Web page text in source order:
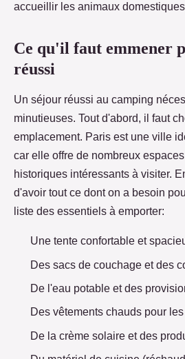
accueillir les animaux
Ce qu'il faut emmener
réussi
Un séjour réussi au camping
minutieuses. Tout d'abord, il faut
emplacement. Paris est une ville
car elle offre de nombreux
historiques intéressants à visiter.
d'avoir tout ce dont on a besoin
liste des essentiels à emporter:
Une tente confortable et
Des sacs de couchage et des
De l'eau potable et des
Des vêtements chauds pour
De la crème solaire et des